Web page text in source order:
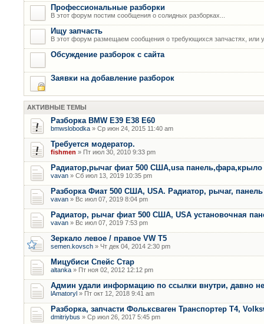
Профессиональные разборки
В этот форум постим сообщения о солидных разборках...
Ищу запчасть
В этот форум размещаем сообщения о требующихся запчастях, или
Обсуждение разборок с сайта
Заявки на добавление разборок
АКТИВНЫЕ ТЕМЫ
Разборка BMW E39 E38 E60
bmwslobodka » Ср июн 24, 2015 11:40 am
Требуется модератор.
fishmen » Пт июл 30, 2010 9:33 pm
Радиатор,рычаг фиат 500 США,usa панель,фара,крыло
vavan » Сб июл 13, 2019 10:35 pm
Разборка Фиат 500 США, USA. Радиатор, рычаг,
vavan » Вс июл 07, 2019 8:04 pm
Радиатор, рычаг фиат 500 США, USA установочная
vavan » Вс июл 07, 2019 7:53 pm
Зеркало левое / правое VW T5
semen.kovsch » Чт дек 04, 2014 2:30 pm
Мицубиси Спейс Стар
altanka » Пт ноя 02, 2012 12:12 pm
Админ удали информацию по ссылки внутри, давно не
lAmatoryl » Пт окт 12, 2018 9:41 am
Разборка, запчасти Фольксваген Транспортер Т4,
dmitriybus » Ср июл 26, 2017 5:45 pm